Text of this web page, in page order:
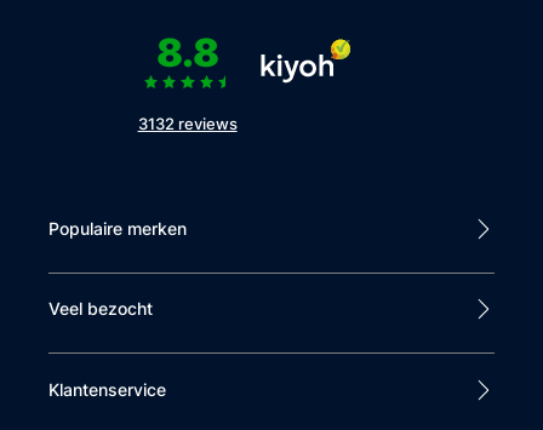
8.8
3132 reviews
Populaire merken
Veel bezocht
Klantenservice